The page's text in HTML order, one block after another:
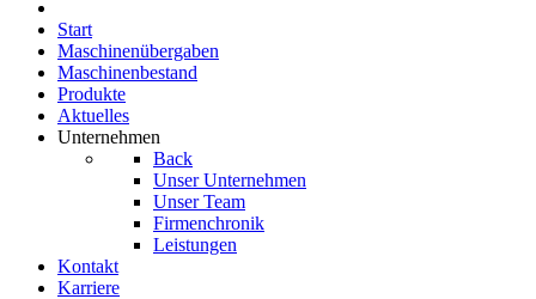
Start
Maschinenübergaben
Maschinenbestand
Produkte
Aktuelles
Unternehmen
Back
Unser Unternehmen
Unser Team
Firmenchronik
Leistungen
Kontakt
Karriere